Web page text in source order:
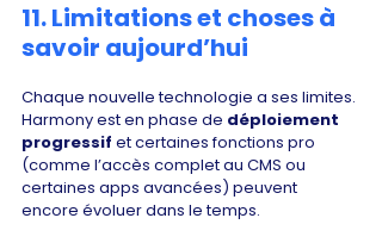
11. Limitations et choses à
savoir aujourd’hui
Chaque nouvelle technologie a ses limites.
Harmony est en phase de déploiement
progressif et certaines fonctions pro
(comme l’accès complet au CMS ou
certaines apps avancées) peuvent
encore évoluer dans le temps.